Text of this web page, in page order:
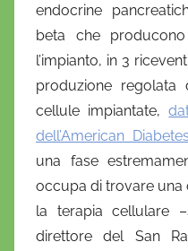
endocrine
beta che
l’impianto, in 3
produzione
cellule impiantate,
dell’American
una fase
occupa di trovare una
la terapia cellulare
direttore del San